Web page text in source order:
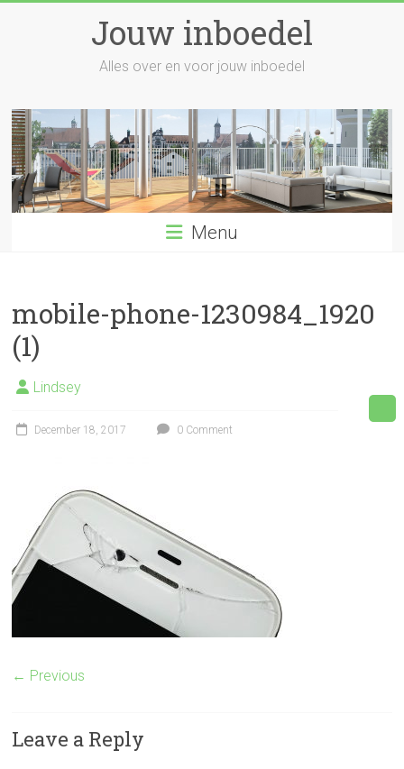
Jouw inboedel
Alles over en voor jouw inboedel
Menu
mobile-phone-1230984_1920
(1)
Lindsey
December 18, 2017 0 Comment
← Previous
Leave a Reply